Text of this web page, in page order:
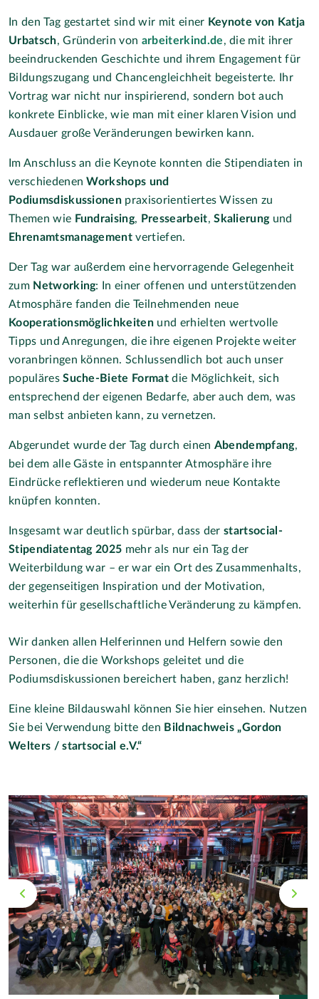
In den Tag gestartet sind wir mit einer Keynote von Katja
Urbatsch, Gründerin von arbeiterkind.de, die mit ihrer
beeindruckenden Geschichte und ihrem Engagement für
Bildungszugang und Chancengleichheit begeisterte. Ihr
Vortrag war nicht nur inspirierend, sondern bot auch
konkrete Einblicke, wie man mit einer klaren Vision und
Ausdauer große Veränderungen bewirken kann.
Im Anschluss an die Keynote konnten die Stipendiaten in
verschiedenenWorkshops und
Podiumsdiskussionen praxisorientiertes Wissen zu
Themen wie Fundraising, Pressearbeit,Skalierungund
Ehrenamtsmanagement vertiefen.
Der Tag war außerdem eine hervorragende Gelegenheit
zum Networking: In einer offenen und unterstützenden
Atmosphäre fanden die Teilnehmenden neue
Kooperationsmöglichkeiten und erhielten wertvolle
Tipps und Anregungen, die ihre eigenen Projekte weiter
voranbringen können. Schlussendlich bot auch unser
populäresSuche-Biete Formatdie Möglichkeit, sich
entsprechend der eigenen Bedarfe, aber auch dem, was
man selbst anbieten kann, zu vernetzen.
Abgerundet wurde der Tag durch einen Abendempfang,
bei dem alle Gäste in entspannter Atmosphäre ihre
Eindrücke reflektieren und wiederum neue Kontakte
knüpfen konnten.
Insgesamt war deutlich spürbar, dass derstartsocial-
Stipendiatentag 2025 mehr als nur ein Tag der
Weiterbildung war – er war ein Ort des Zusammenhalts,
der gegenseitigen Inspiration und der Motivation,
weiterhin für gesellschaftliche Veränderung zu kämpfen.
Wir danken allen Helferinnen und Helfern sowie den
Personen, die die Workshops geleitet und die
Podiumsdiskussionen bereichert haben, ganz herzlich!
Eine kleine Bildauswahl können Sie hier einsehen. Nutzen
Sie bei Verwendung bitte den Bildnachweis „Gordon
Welters / startsocial e.V.“